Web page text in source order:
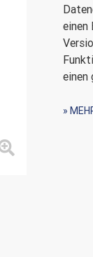
einen
einen
Zu
»